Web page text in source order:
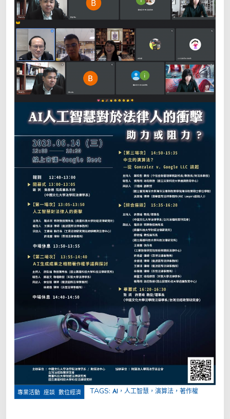
專業活動 座談 數位經濟 TAGS: AI，人工智慧，演算法，著作權